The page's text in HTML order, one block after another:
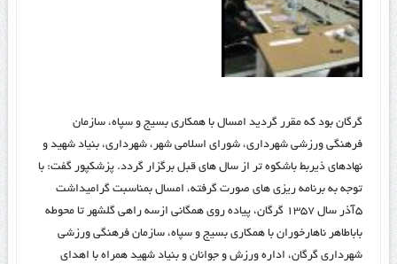
گرگان بود که مقرر گردید امسال با همکاری بسیج و سپاه، سازمان
فرهنگی ورزشی شهرداری، شورای اسلامی شهر، شهرداری، بنیاد شهید و
نهادهای ذیربط باشکوه تر از سال های قبل برگزار گردد. پزشکپور گفت: با
توجه به برنامه ریزی های صورت گرفته، امسال بمناسبت گرامیداشت
۵آذر سال ۱۳۵۷ گرگان، پیاده روی همگانی ازسه راهی گلشهر تا محوطه
باباطاهر ناهارخوران با همکاری بسیج و سپاه، سازمان فرهنگی ورزشی
شهرداری گرگان، اداره ورزش و جوانان و بنیاد شهید همراه با اهدای